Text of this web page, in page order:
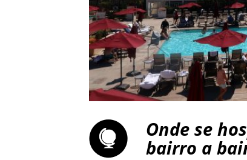
Onde se
bairro a